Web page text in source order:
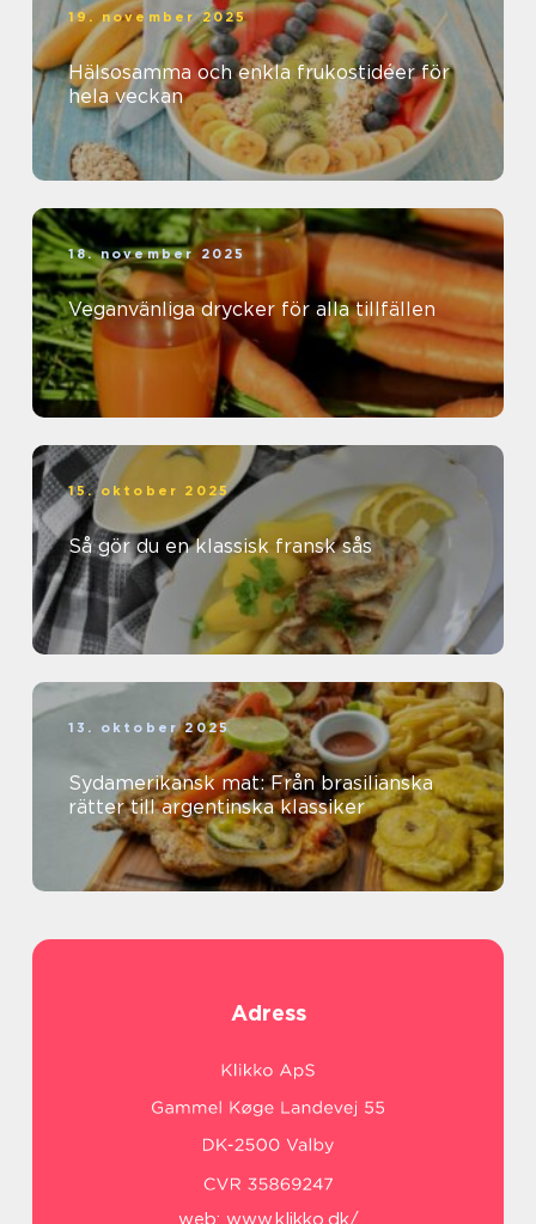
19. november 2025
Hälsosamma och enkla frukostidéer för
hela veckan
18. november 2025
Veganvänliga drycker för alla tillfällen
15. oktober 2025
Så gör du en klassisk fransk sås
13. oktober 2025
Sydamerikansk mat: Från brasilianska
rätter till argentinska klassiker
Adress
web: www.klikko.dk/